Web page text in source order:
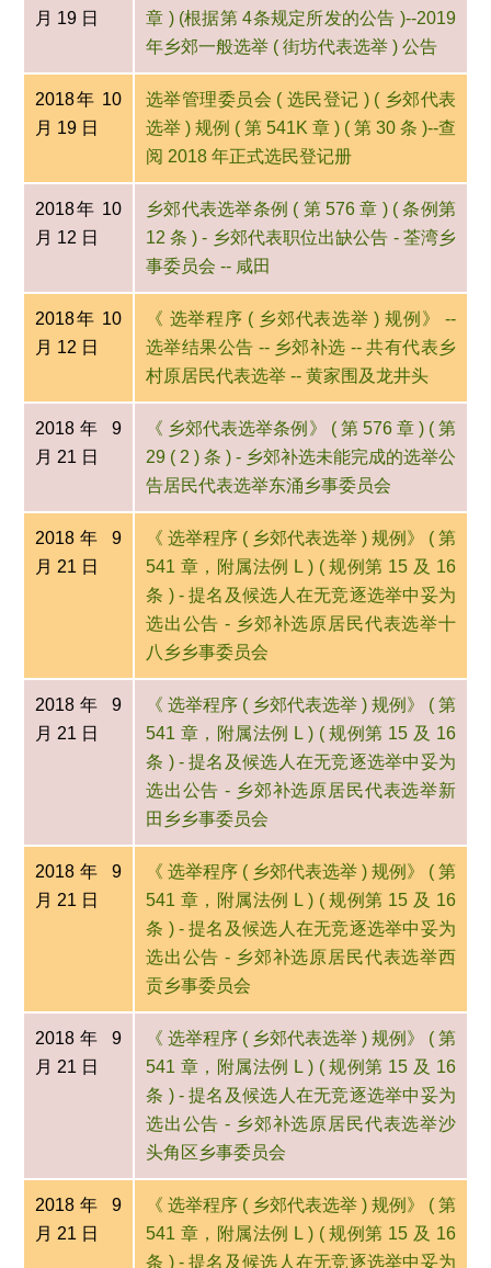
月 19 日
章 ) (根据第 4条规定所发的公告 )--2019
年乡郊一般选举 ( 街坊代表选举 ) 公告
2018年 10
月 19 日
选举管理委员会 ( 选民登记 ) ( 乡郊代表
选举 ) 规例 ( 第 541K 章 ) ( 第 30 条 )--查
阅 2018 年正式选民登记册
2018年 10
月 12 日
乡郊代表选举条例 ( 第 576 章 ) ( 条例第
12 条 ) - 乡郊代表职位出缺公告 - 荃湾乡
事委员会 -- 咸田
2018年 10
月 12 日
《 选举程序 ( 乡郊代表选举 ) 规例》 --
选举结果公告 -- 乡郊补选 -- 共有代表乡
村原居民代表选举 -- 黄家围及龙井头
2018年 9
月 21 日
《 乡郊代表选举条例》 ( 第 576 章 ) ( 第
29 ( 2 ) 条 ) - 乡郊补选未能完成的选举公
告居民代表选举东涌乡事委员会
2018年 9
月 21 日
《 选举程序 ( 乡郊代表选举 ) 规例》 ( 第
541 章，附属法例 L ) ( 规例第 15 及 16
条 ) - 提名及候选人在无竞逐选举中妥为
选出公告 - 乡郊补选原居民代表选举十
八乡乡事委员会
2018年 9
月 21 日
《 选举程序 ( 乡郊代表选举 ) 规例》 ( 第
541 章，附属法例 L ) ( 规例第 15 及 16
条 ) - 提名及候选人在无竞逐选举中妥为
选出公告 - 乡郊补选原居民代表选举新
田乡乡事委员会
2018年 9
月 21 日
《 选举程序 ( 乡郊代表选举 ) 规例》 ( 第
541 章，附属法例 L ) ( 规例第 15 及 16
条 ) - 提名及候选人在无竞逐选举中妥为
选出公告 - 乡郊补选原居民代表选举西
贡乡事委员会
2018年 9
月 21 日
《 选举程序 ( 乡郊代表选举 ) 规例》 ( 第
541 章，附属法例 L ) ( 规例第 15 及 16
条 ) - 提名及候选人在无竞逐选举中妥为
选出公告 - 乡郊补选原居民代表选举沙
头角区乡事委员会
2018年 9
月 21 日
《 选举程序 ( 乡郊代表选举 ) 规例》 ( 第
541 章，附属法例 L ) ( 规例第 15 及 16
条 ) - 提名及候选人在无竞逐选举中妥为